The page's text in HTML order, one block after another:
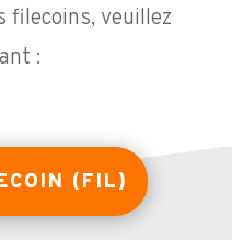
filecoins, veuillez
:
(FIL)